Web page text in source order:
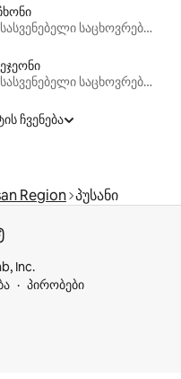
დასასვენებელი საცხოვრებლები
დასასვენებელი საცხოვრებლები
ჩვენება
Region პუსანი
Inc.
პირობები